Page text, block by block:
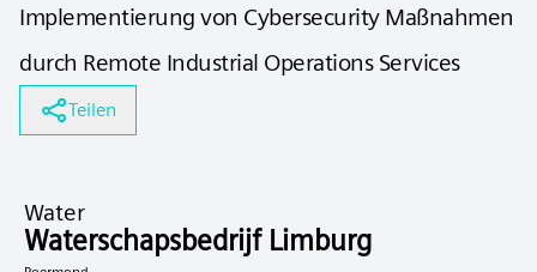
Implementierung von Cybersecurity Maßnahmen
durch Remote Industrial Operations Services
Teilen
Water
Waterschapsbedrijf Limburg